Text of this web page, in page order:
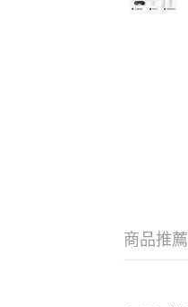
商品推薦